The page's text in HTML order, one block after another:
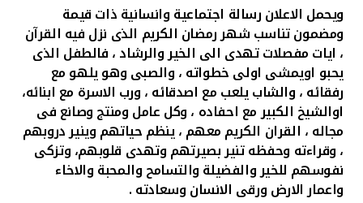
ويحمل الاعلان رسالة اجتماعية وانسانية ذات قيمة
ومضمون تناسب شهر رمضان الكريم الذى نزل فيه القرآن
، ايات مفصلات تهدى الى الخير والرشاد ، فالطفل الذى
يحبو اويمشى اولى خطواته ، والصبى وهو يلهو مع
رفقائه ، والشاب يلعب مع اصدقائه ، ورب الاسرة مع ابنائه،
اوالشيخ الكبير مع احفاده ، وكل عامل ومنتج وصانع فى
مجاله ، القران الكريم معهم ، ينظم حياتهم وينير دروبهم
، وقراءته وحفظه تنير بصيرتهم وتهدى قلوبهم، وتزكى
نفوسهم للخير والفضيلة والتسامح والمحبة والاخاء
واعمار الارض ورقى الانسان وسعادته .